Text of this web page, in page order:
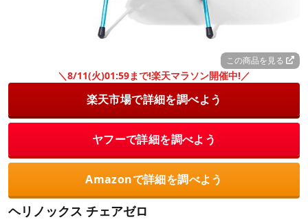
この商品を見る
＼8/11(火)01:59まで!楽天マラソン開催中!／
楽天市場で詳細を調べよう
ヤフーで詳細を調べよう
Amazonで詳細を調べよう
ヘリノックス チェアゼロ